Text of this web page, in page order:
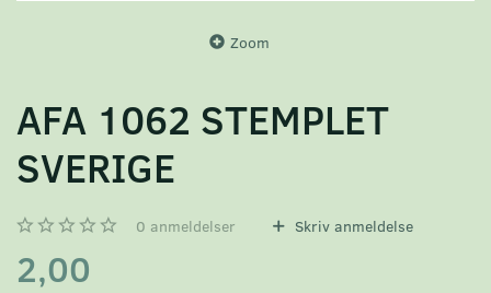
Zoom
AFA 1062 STEMPLET
SVERIGE
0 anmeldelser Skriv anmeldelse
2,00